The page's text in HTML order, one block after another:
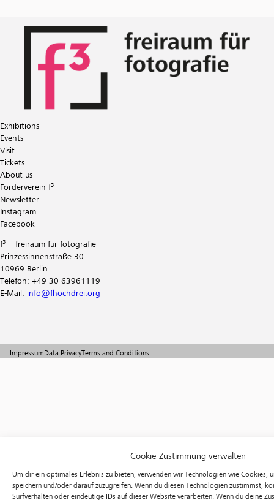
Cookie-Zustimmung verwalten
Um dir ein optimales Erlebnis zu bieten, verwenden wir Technologien wie Cookies,
speichern und/oder darauf zuzugreifen. Wenn du diesen Technologien zustimmst,
Surfverhalten oder eindeutige IDs auf dieser Website verarbeiten. Wenn du deine
Exhibitions
Events
Visit
Tickets
About us
Förderverein f³
Newsletter
Instagram
Facebook
f³ – freiraum für fotografie
Prinzessinnenstraße 30
10969 Berlin
Telefon: +49 30 63961119
E-Mail: info@fhochdrei.org
ImpressumData PrivacyTerms and Conditions